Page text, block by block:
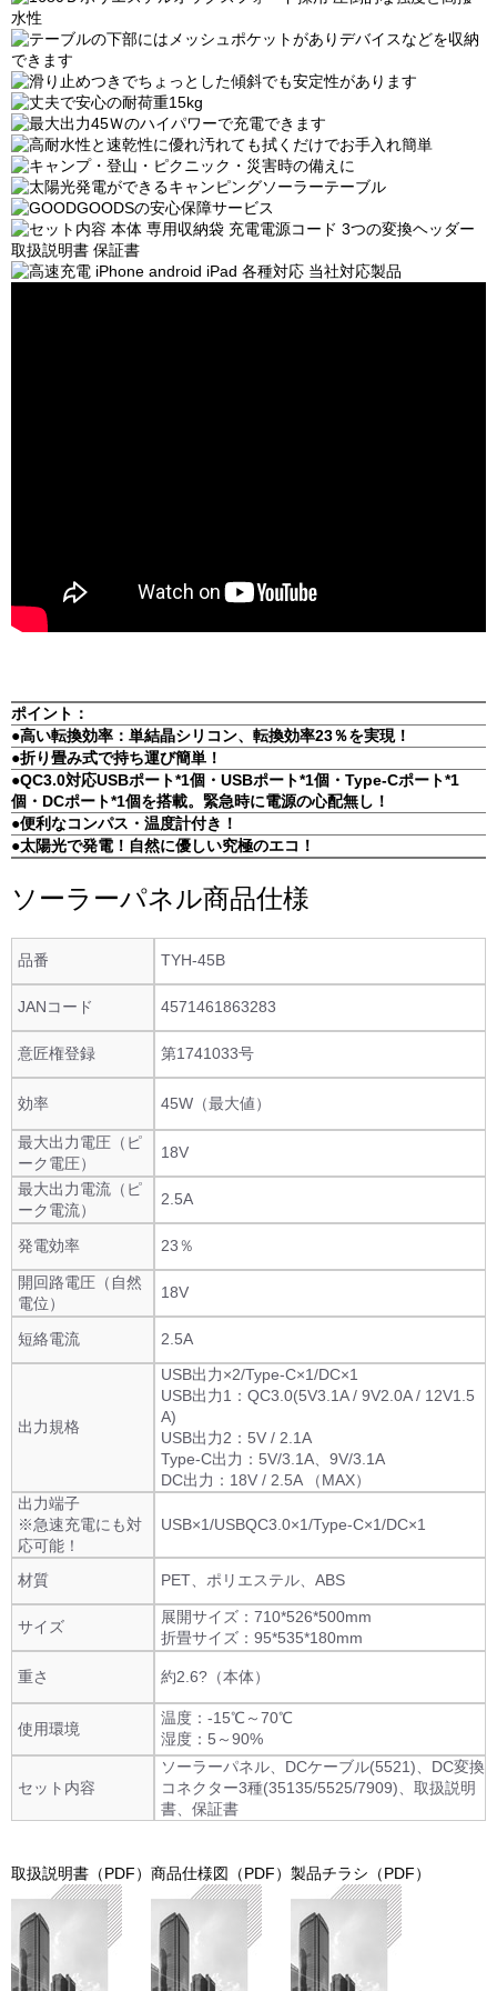
ポイント：
●高い転換効率：単結晶シリコン、転換効率23％を実現！
●折り畳み式で持ち運び簡単！
●QC3.0対応USBポート*1個・USBポート*1個・Type-Cポート*1
個・DCポート*1個を搭載。緊急時に電源の心配無し！
●便利なコンパス・温度計付き！
●太陽光で発電！自然に優しい究極のエコ！
ソーラーパネル商品仕様
品番 TYH-45B
JANコード 4571461863283
意匠権登録 第1741033号
効率 45W（最大値）
最大出力電圧（ピ
ーク電圧）
18V
最大出力電流（ピ
ーク電流）
2.5A
発電効率 23％
開回路電圧（自然
電位）
18V
短絡電流 2.5A
出力規格
USB出力×2/Type-C×1/DC×1
USB出力1：QC3.0(5V3.1A / 9V2.0A / 12V1.5
A)
USB出力2：5V / 2.1A
Type-C出力：5V/3.1A、9V/3.1A
DC出力：18V / 2.5A （MAX）
出力端子
※急速充電にも対
応可能！
USB×1/USBQC3.0×1/Type-C×1/DC×1
材質 PET、ポリエステル、ABS
サイズ
展開サイズ：710*526*500mm
折畳サイズ：95*535*180mm
重さ 約2.6?（本体）
使用環境
温度：-15℃～70℃
湿度：5～90%
セット内容
ソーラーパネル、DCケーブル(5521)、DC変換
コネクター3種(35135/5525/7909)、取扱説明
書、保証書
取扱説明書（PDF） 商品仕様図（PDF） 製品チラシ（PDF）